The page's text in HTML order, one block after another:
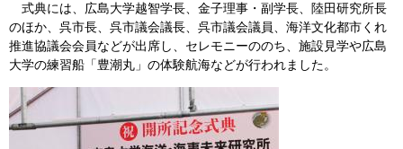
式典には、広島大学越智学長、金子理事・副学長、陸田研究所長
のほか、呉市長、呉市議会議長、呉市議会議員、海洋文化都市くれ
推進協議会会員などが出席し、セレモニーののち、施設見学や広島
大学の練習船「豊潮丸」の体験航海などが行われました。